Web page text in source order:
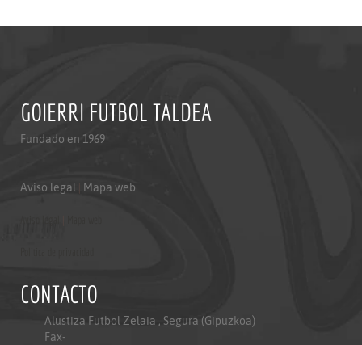
GOIERRI FUTBOL TALDEA
Fundado en 1969
Aviso legal Mapa web
CONTACTO
Alustiza Futbol Zelaia , Segura (Gipuzkoa)
Fax-